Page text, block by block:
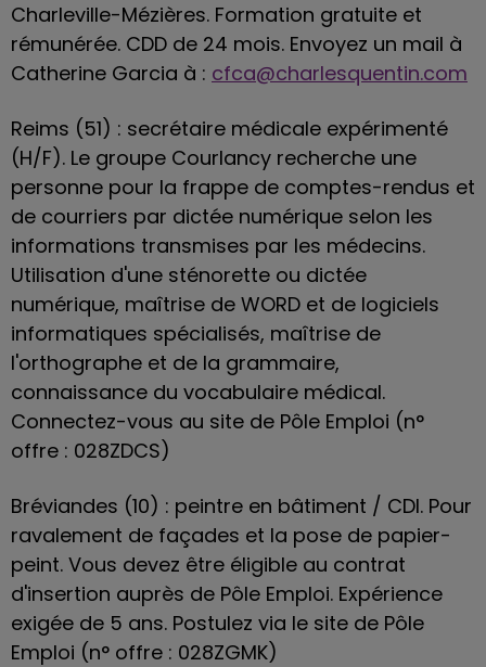
Charleville-Mézières. Formation gratuite et
rémunérée. CDD de 24 mois. Envoyez un mail à
Catherine Garcia à : cfca@charlesquentin.com
Reims (51) : secrétaire médicale expérimenté
(H/F). Le groupe Courlancy recherche une
personne pour la frappe de comptes-rendus et
de courriers par dictée numérique selon les
informations transmises par les médecins.
Utilisation d'une sténorette ou dictée
numérique, maîtrise de WORD et de logiciels
informatiques spécialisés, maîtrise de
l'orthographe et de la grammaire,
connaissance du vocabulaire médical.
Connectez-vous au site de Pôle Emploi (n°
offre : 028ZDCS)
Bréviandes (10) : peintre en bâtiment / CDI. Pour
ravalement de façades et la pose de papier-
peint. Vous devez être éligible au contrat
d'insertion auprès de Pôle Emploi. Expérience
exigée de 5 ans. Postulez via le site de Pôle
Emploi (n° offre : 028ZGMK)